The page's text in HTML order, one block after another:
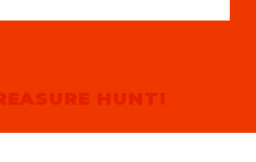
生以上です。
HUNT!